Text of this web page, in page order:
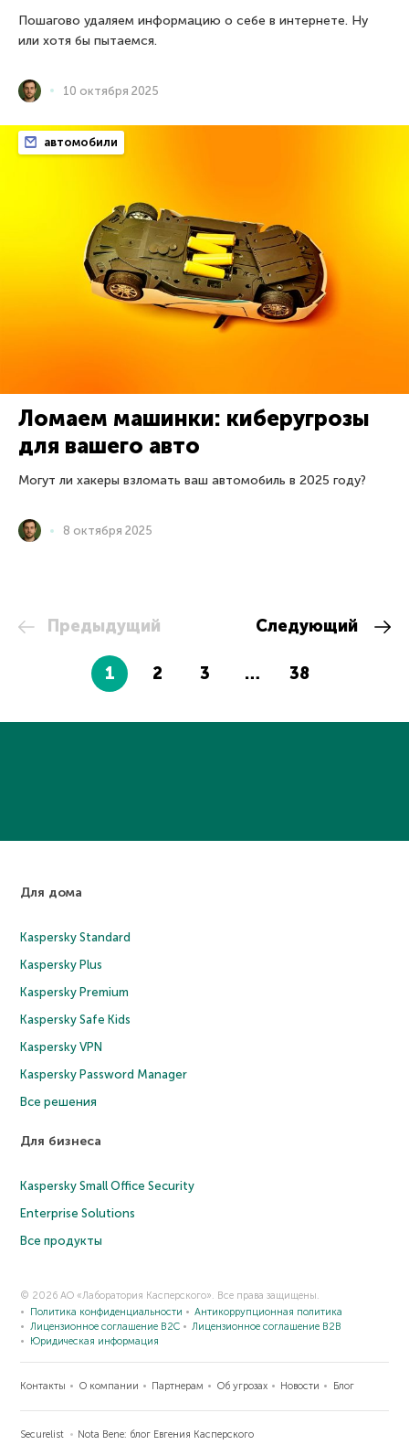
Пошагово удаляем информацию о себе в интернете. Ну
или хотя бы пытаемся.
10 октября 2025
автомобили
Ломаем машинки: киберугрозы
для вашего авто
Могут ли хакеры взломать ваш автомобиль в 2025 году?
8 октября 2025
Предыдущий
1 2 3 … 38
Следующий
Для дома
Kaspersky Standard
Kaspersky Plus
Kaspersky Premium
Kaspersky Safe Kids
Kaspersky VPN
Kaspersky Password Manager
Все решения
Для бизнеса
Kaspersky Small Office Security
Enterprise Solutions
Все продукты
© 2026 АО «Лаборатория Касперского». Все права защищены.
Политика конфиденциальности
Антикоррупционная политика
Лицензионное соглашение B2C
Лицензионное соглашение B2B
Юридическая информация
Контакты О компании Партнерам Об угрозах Новости Блог
Securelist Nota Bene: блог Евгения Касперского